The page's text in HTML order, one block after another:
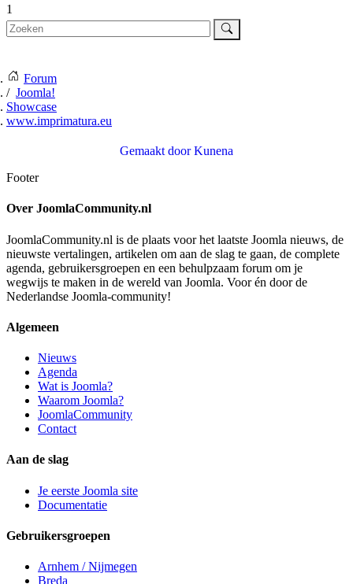
1
Forum
Joomla!
Showcase
www.imprimatura.eu
Gemaakt doorKunena
Footer
Over JoomlaCommunity.nl
JoomlaCommunity.nl is de plaats voor het laatste Joomla nieuws, de
nieuwste vertalingen, artikelen om aan de slag te gaan, de complete
agenda, gebruikersgroepen en een behulpzaam forum om je
wegwijs te maken in de wereld van Joomla. Voor én door de
Nederlandse Joomla-community!
Algemeen
Nieuws
Agenda
Wat is Joomla?
Waarom Joomla?
JoomlaCommunity
Contact
Aan de slag
Je eerste Joomla site
Documentatie
Gebruikersgroepen
Arnhem / Nijmegen
Breda